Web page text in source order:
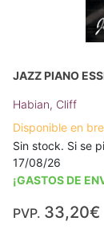
JAZZ PIANO
Habian, Cliff
Disponible en
Sin stock. Si se
17/08/26
¡GASTOS DE
PVP. 33,20€